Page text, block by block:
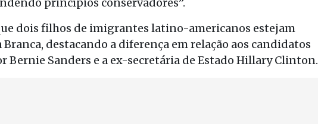
dois filhos de imigrantes latino-americanos estejam
destacando a diferença em relação aos candidatos
Bernie Sanders e a ex-secretária de Estado Hillary Clinton.